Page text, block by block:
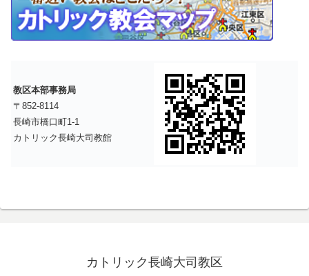
教区本部事務局
〒852-8114
長崎市橋口町1-1
カトリック長崎大司教館
カトリック長崎大司教区